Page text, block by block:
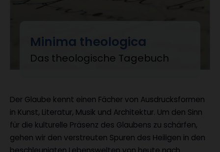
Minima theologica
:
Das theologische Tagebuch
Der Glaube kennt einen Fächer von Ausdrucksformen
in Kunst, Literatur, Musik und Architektur. Um den Sinn
für die kulturelle Präsenz des Glaubens zu schärfen,
gehen wir den verstreuten Spuren des Heiligen in den